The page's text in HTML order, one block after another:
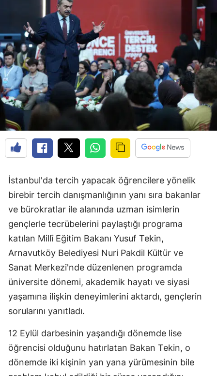
İstanbul'da tercih yapacak öğrencilere yönelik
birebir tercih danışmanlığının yanı sıra bakanlar
ve bürokratlar ile alanında uzman isimlerin
gençlerle tecrübelerini paylaştığı programa
katılan Millî Eğitim Bakanı Yusuf Tekin,
Arnavutköy Belediyesi Nuri Pakdil Kültür ve
Sanat Merkezi'nde düzenlenen programda
üniversite dönemi, akademik hayatı ve siyasi
yaşamına ilişkin deneyimlerini aktardı, gençlerin
sorularını yanıtladı.
12 Eylül darbesinin yaşandığı dönemde lise
öğrencisi olduğunu hatırlatan Bakan Tekin, o
dönemde iki kişinin yan yana yürümesinin bile